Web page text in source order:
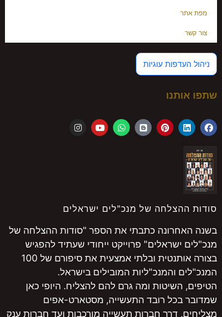
מפת אתר
צור קשר
ניהול העדפות עוגיות
שתפו אותנו
סודות ההצלחה של מנכ"לים ישראלים
בשנה האחרונה כתבתי את הספר "סודות ההצלחה של
מנכ"לים ישראלים" פרוייקט ייחודי שעתיד להפגיש
בצורה אותנטית ובלתי אמצעית את סיפורם של 100
המנכ"לים והמנכ"ליות המובילים בישראל.
הטיפים, השיטות ומה גרם להם להצליח. היופי כאן
שמדובר בכל רובד התעשייה, מסטארט-אפים
מצליחים, דרך חברות תעשייה מורכבות ועד חברות ענק